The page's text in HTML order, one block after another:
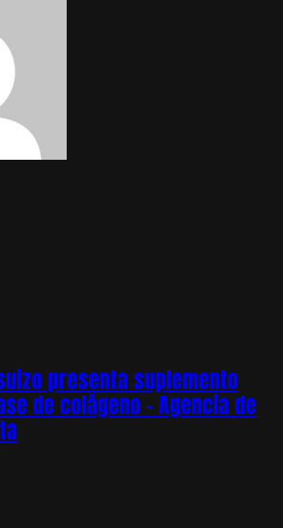
presenta suplemento
de colágeno – Agencia de